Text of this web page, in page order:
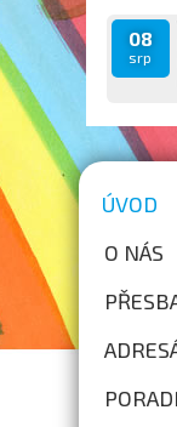
08
srp
ÚVOD
O NÁS